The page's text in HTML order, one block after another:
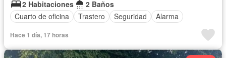
2 Habitaciones
2 Baños
Cuarto de oficina
Trastero Seguridad Alarma
Hace 1 día, 17 horas